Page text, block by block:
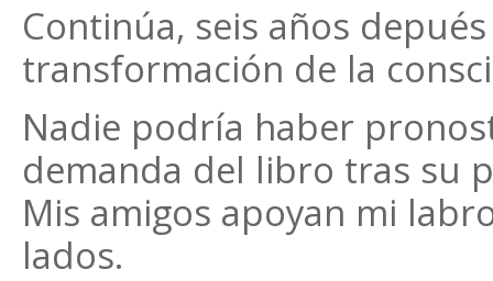
Continúa, seis años
transformación de la
Nadie podría haber
demanda del libro tras su
Mis amigos apoyan mi
lados.